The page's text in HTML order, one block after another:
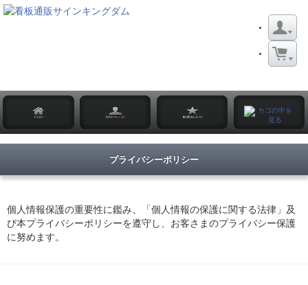
プライバシーポリシー
個人情報保護の重要性に鑑み、「個人情報の保護に関する法律」及
び本プライバシーポリシーを遵守し、お客さまのプライバシー保護
に努めます。